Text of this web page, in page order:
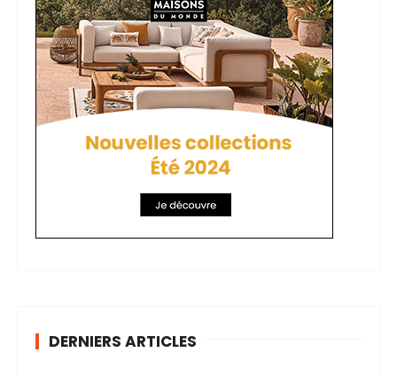
DERNIERS ARTICLES